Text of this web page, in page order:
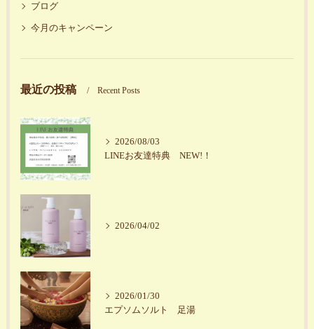
ブログ
今月のキャンペーン
最近の投稿 Recent Posts
2026/08/03
LINEお友達特典 NEW!！
2026/04/02
2026/01/30
エプソムソルト 足湯